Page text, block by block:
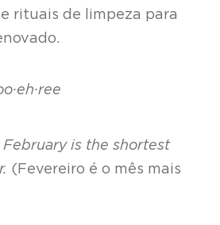
rituais de limpeza para
February is the shortest
(Fevereiro é o mês mais